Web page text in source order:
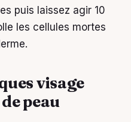
puis laissez agir 10
les cellules mortes
visage
peau